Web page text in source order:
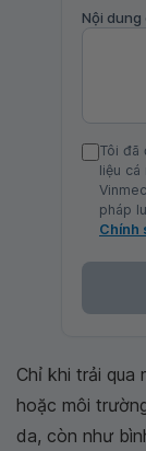
Nội dung
Tôi đã
liệu cá
pháp
Chính
Chỉ khi trải
hoặc môi
da, còn như